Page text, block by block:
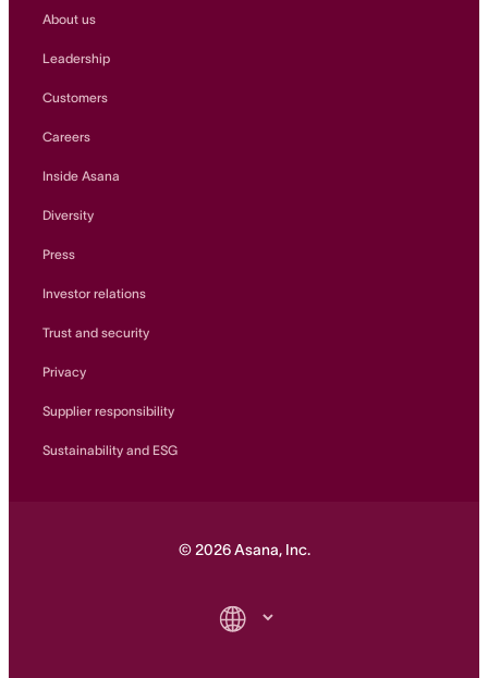
About us
Leadership
Customers
Careers
Inside Asana
Diversity
Press
Investor relations
Trust and security
Privacy
Supplier responsibility
Sustainability and ESG
©2026Asana, Inc.